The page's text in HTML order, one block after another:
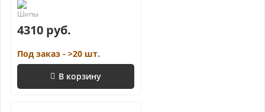
4310 руб.
Под заказ - >20 шт.
В корзину